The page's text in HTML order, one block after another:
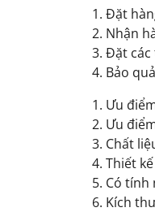
Đặt
Nhận
Đặt các
Bảo
Ưu
Ưu
Chất
Thiết
Có tính
Kích